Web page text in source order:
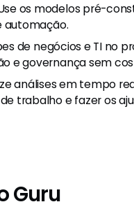
os modelos pré-
automação.
de negócios e TI no
e governança sem
análises em tempo
trabalho e fazer os
Guru